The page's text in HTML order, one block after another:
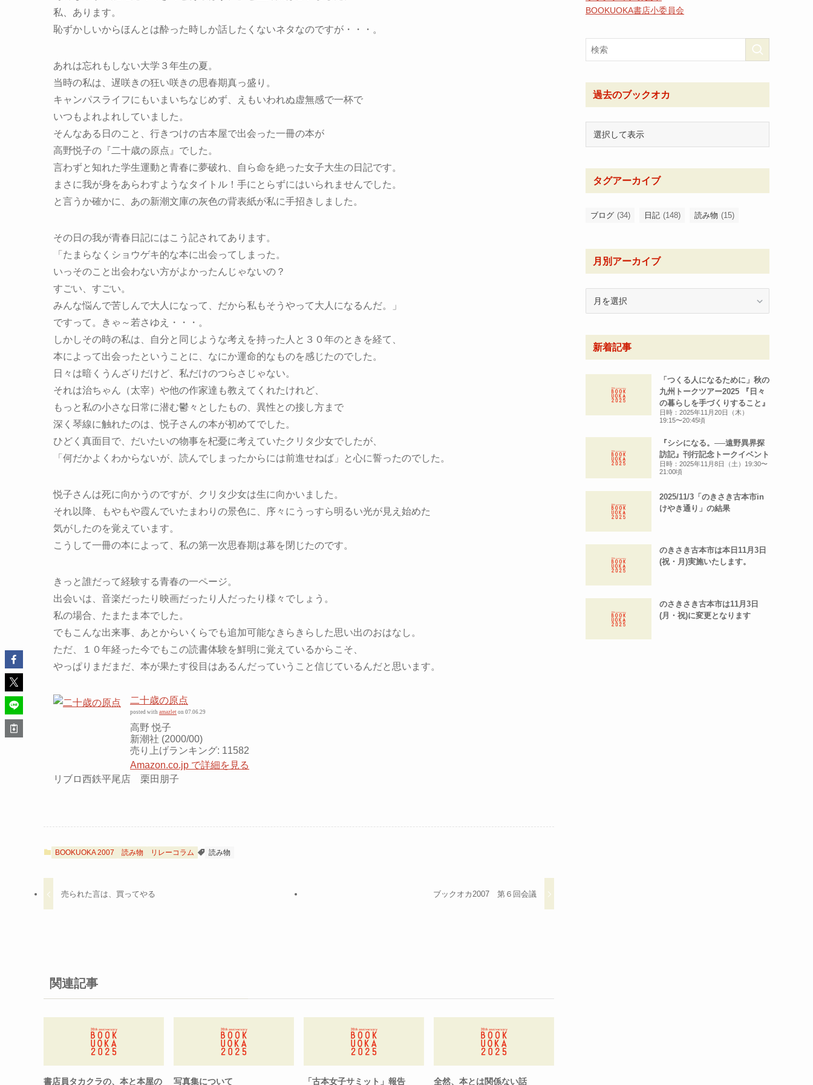
私、あります。
恥ずかしいからほんとは酔った時しか話したくないネタなのですが・・・。
あれは忘れもしない大学３年生の夏。
当時の私は、遅咲きの狂い咲きの思春期真っ盛り。
キャンパスライフにもいまいちなじめず、えもいわれぬ虚無感で一杯で
いつもよれよれしていました。
そんなある日のこと、行きつけの古本屋で出会った一冊の本が
高野悦子の『二十歳の原点』でした。
言わずと知れた学生運動と青春に夢破れ、自ら命を絶った女子大生の日記です。
まさに我が身をあらわすようなタイトル！手にとらずにはいられませんでした。
と言うか確かに、あの新潮文庫の灰色の背表紙が私に手招きしました。
その日の我が青春日記にはこう記されてあります。
「たまらなくショウゲキ的な本に出会ってしまった。
いっそのこと出会わない方がよかったんじゃないの？
すごい、すごい。
みんな悩んで苦しんで大人になって、だから私もそうやって大人になるんだ。」
ですって。きゃ～若さゆえ・・・。
しかしその時の私は、自分と同じような考えを持った人と３０年のときを経て、
本によって出会ったということに、なにか運命的なものを感じたのでした。
日々は暗くうんざりだけど、私だけのつらさじゃない。
それは治ちゃん（太宰）や他の作家達も教えてくれたけれど、
もっと私の小さな日常に潜む鬱々としたもの、異性との接し方まで
深く琴線に触れたのは、悦子さんの本が初めてでした。
ひどく真面目で、だいたいの物事を杞憂に考えていたクリタ少女でしたが、
「何だかよくわからないが、読んでしまったからには前進せねば」と心に誓ったのでした。
悦子さんは死に向かうのですが、クリタ少女は生に向かいました。
それ以降、もやもや霞んでいたまわりの景色に、序々にうっすら明るい光が見え始めた
気がしたのを覚えています。
こうして一冊の本によって、私の第一次思春期は幕を閉じたのです。
きっと誰だって経験する青春の一ページ。
出会いは、音楽だったり映画だったり人だったり様々でしょう。
私の場合、たまたま本でした。
でもこんな出来事、あとからいくらでも追加可能なきらきらした思い出のおはなし。
ただ、１０年経った今でもこの読書体験を鮮明に覚えているからこそ、
やっぱりまだまだ、本が果たす役目はあるんだっていうこと信じているんだと思います。
二十歳の原点
posted with amazlet on 07.06.29
高野 悦子
新潮社 (2000/00)
売り上げランキング: 11582
Amazon.co.jp で詳細を見る
リブロ西鉄平尾店 栗田朋子
BOOKUOKA 2007 読み物 リレーコラム 読み物
売られた言は、買ってやる ブックオカ2007 第６回会議
関連記事
書店員タカクラの、本と本屋の 写真集について 「古本女子サミット」報告 全然、本とは関係ない話
BOOKUOKA書店小委員会
過去のブックオカ
タグアーカイブ
ブログ (34) 日記 (148) 読み物 (15)
月別アーカイブ
ー
イ
ブ
新着記事
「つくる人になるために」秋の
九州トークツアー2025 『日々
の暮らしを手づくりすること』
日時：2025年11月20日（木）
19:15〜20:45頃
『シシになる。──遠野異界探
訪記』刊行記念トークイベント
日時：2025年11月8日（土）19:30〜
21:00頃
2025/11/3「のきさき古本市in
けやき通り」の結果
のきさき古本市は本日11月3日
(祝・月)実施いたします。
のさきさき古本市は11月3日
(月・祝)に変更となります